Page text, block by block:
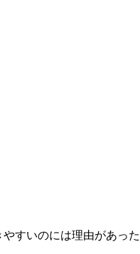
すいのには理由があった